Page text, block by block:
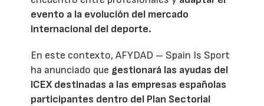
evento a la evolución del mercado
internacional del deporte.
En este contexto, AFYDAD – Spain Is Sport
ha anunciado que gestionará las ayudas del
ICEX destinadas a las empresas españolas
participantes dentro del Plan Sectorial